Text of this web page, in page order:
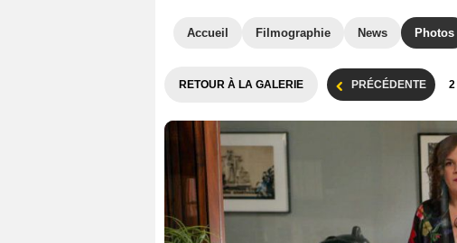
Accueil Filmographie News Photos
RETOUR À LA GALERIE PRÉCÉDENTE 2